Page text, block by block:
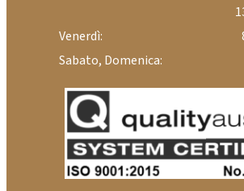
Venerdì:
Sabato, Domenica: